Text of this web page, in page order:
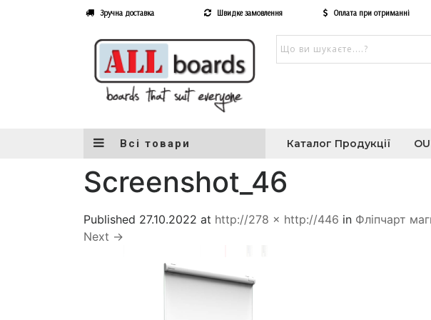
Зручна доставка Швидке замовлення Оплата при отриманні
Всі товари Каталог Продукції
Screenshot_46
Published 27.10.2022 at http://278 × http://446 in Фліпчарт
Next →